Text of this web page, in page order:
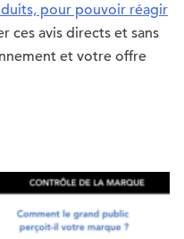
pour pouvoir réagir
ces avis directs et sans
et votre offre